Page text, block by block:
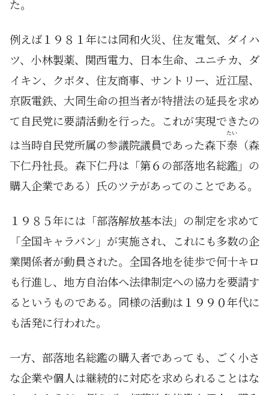
た。
例えば１９８１年には同和火災、住友電気、ダイハ
ツ、小林製薬、関西電力、日本生命、ユニチカ、ダ
イキン、クボタ、住友商事、サントリー、近江屋、
京阪電鉄、大同生命の担当者が特措法の延長を求め
て自民党に要請活動を行った。これが実現できたの
は当時自民党所属の参議院議員であった森下泰
たい
（森
下仁丹社長。森下仁丹は「第６の部落地名総鑑」の
購入企業である）氏のツテがあってのことである。
１９８５年には「部落解放基本法」の制定を求めて
「全国キャラバン」が実施され、これにも多数の企
業関係者が動員された。全国各地を徒歩で何十キロ
も行進し、地方自治体へ法律制定への協力を要請す
るというものである。同様の活動は１９９０年代に
も活発に行われた。
一方、部落地名総鑑の購入者であっても、ごく小さ
な企業や個人は継続的に対応を求められることはな